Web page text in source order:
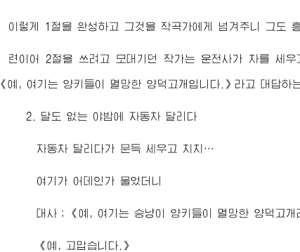
이렇게 1절을 완성하고 그것을 작곡가에게 넘겨주니 그도
련이어 2절을 쓰려고 모대기던 작가는 운전사가 차를 세
《예, 여기는 양키들이 멸망한 양덕고개입니다.》라고 대답하
2. 달도 없는 야밤에 자동차 달리다
자동차 달리다가 문득 세우고 치치…
여기가 어데인가 물었더니
대사；《예, 여기는 승냥이 양키들이 멸망한 양덕고개
《예, 고맙습니다.》